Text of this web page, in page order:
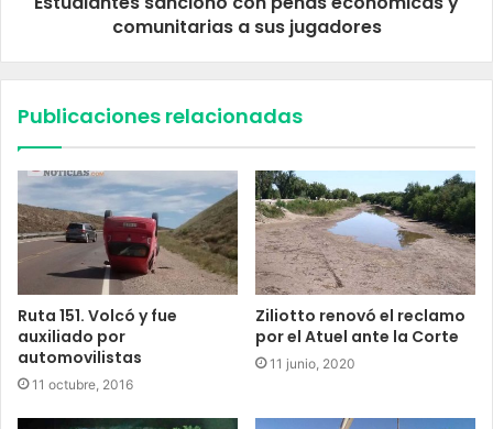
comunitarias a sus jugadores
Publicaciones relacionadas
Ruta 151. Volcó y fue
auxiliado por
automovilistas
11 octubre, 2016
Ziliotto renovó el reclamo
por el Atuel ante la Corte
11 junio, 2020